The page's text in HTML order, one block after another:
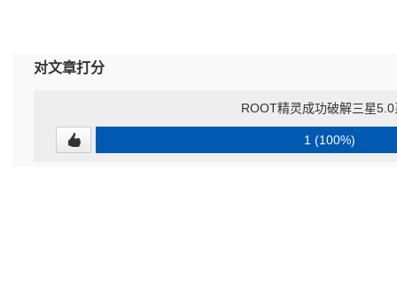
对文章打分
ROOT精灵成功破解三星5.0
1 (100%)